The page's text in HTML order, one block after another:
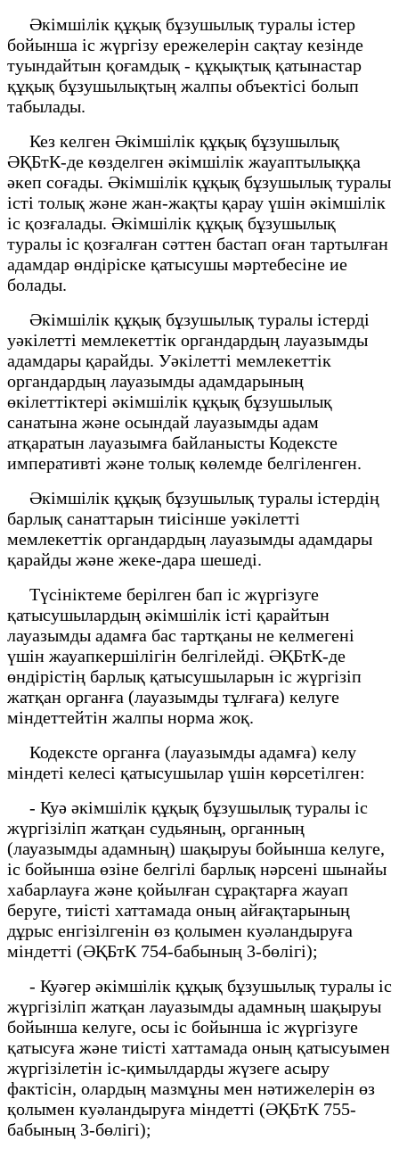
Әкімшілік құқық бұзушылық туралы істер
бойынша іс жүргізу ережелерін сақтау кезінде
туындайтын қоғамдық - құқықтық қатынастар
құқық бұзушылықтың жалпы объектісі болып
табылады.
Кез келген Әкімшілік құқық бұзушылық
ӘҚБтК-де көзделген әкімшілік жауаптылыққа
әкеп соғады. Әкімшілік құқық бұзушылық туралы
істі толық және жан-жақты қарау үшін әкімшілік
іс қозғалады. Әкімшілік құқық бұзушылық
туралы іс қозғалған сәттен бастап оған тартылған
адамдар өндіріске қатысушы мәртебесіне ие
болады.
Әкімшілік құқық бұзушылық туралы істерді
уәкілетті мемлекеттік органдардың лауазымды
адамдары қарайды. Уәкілетті мемлекеттік
органдардың лауазымды адамдарының
өкілеттіктері әкімшілік құқық бұзушылық
санатына және осындай лауазымды адам
атқаратын лауазымға байланысты Кодексте
императивті және толық көлемде белгіленген.
Әкімшілік құқық бұзушылық туралы істердің
барлық санаттарын тиісінше уәкілетті
мемлекеттік органдардың лауазымды адамдары
қарайды және жеке-дара шешеді.
Түсініктеме берілген бап іс жүргізуге
қатысушылардың әкімшілік істі қарайтын
лауазымды адамға бас тартқаны не келмегені
үшін жауапкершілігін белгілейді. ӘҚБтК-де
өндірістің барлық қатысушыларын іс жүргізіп
жатқан органға (лауазымды тұлғаға) келуге
міндеттейтін жалпы норма жоқ.
Кодексте органға (лауазымды адамға) келу
міндеті келесі қатысушылар үшін көрсетілген:
- Куә әкімшілік құқық бұзушылық туралы іс
жүргізіліп жатқан судьяның, органның
(лауазымды адамның) шақыруы бойынша келуге,
іс бойынша өзіне белгілі барлық нәрсені шынайы
хабарлауға және қойылған сұрақтарға жауап
беруге, тиісті хаттамада оның айғақтарының
дұрыс енгізілгенін өз қолымен куәландыруға
міндетті (ӘҚБтК 754-бабының 3-бөлігі);
- Куәгер әкімшілік құқық бұзушылық туралы іс
жүргізіліп жатқан лауазымды адамның шақыруы
бойынша келуге, осы іс бойынша іс жүргізуге
қатысуға және тиісті хаттамада оның қатысуымен
жүргізілетін іс-қимылдарды жүзеге асыру
фактісін, олардың мазмұны мен нәтижелерін өз
қолымен куәландыруға міндетті (ӘҚБтК 755-
бабының 3-бөлігі);